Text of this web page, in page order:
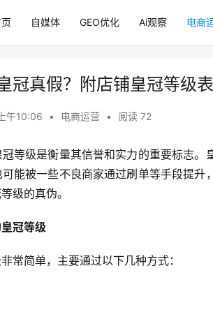
自媒体 GEO优化 Ai观察 电商
冠真假？附店铺皇冠等级表
午10:06 • 电商运营 • 阅读 72
等级是衡量其信誉和实力的重要标志
能被一些不良商家通过刷单等手段提
级的真伪。
冠等级
常简单，主要通过以下几种方式：